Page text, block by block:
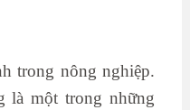
trong nông nghiệp.
là một trong những